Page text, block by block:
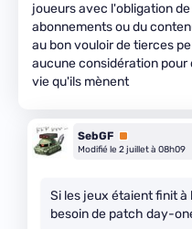
joueurs avec l'obligation
abonnements ou du
au bon vouloir de tierces
aucune considération pour
vie qu'ils mènent
SebGF Premium
Modifié le 2 juillet à 08h09
Si les jeux étaient finit à
besoin de patch day-